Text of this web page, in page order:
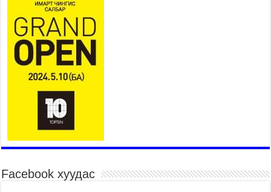
БҮГД НАЙРАМДАХ ТАЖИКИСТАН УЛСТАЙ
ЭДИЙН ЗАСГИЙН ХАМТЫН АЖИЛЛАГААГ
ӨРГӨЖҮҮЛНЭ
2026 оны 7 сар 21 / 16 цаг 34 минут
26,992 суралцагч хотхоны бага сургуульд, 8100
суралцагч төрөлжсөн ахлах сургуульд
2026 оны 7 сар 21 / 13 цаг 43 минут
COP17 хурлын үеэрх замын хөдөлгөөн, нийтийн
тээврийн зохицуулалт, сургууль, цэцэрлэг, зах,
худалдааны төвийн ажиллах хуваарийг гаргаж,
иргэдэд мэдээлэхийг үүрэг болголоо
Гэр бүлийн хэрэг шүүхэд хянан шийдвэрлэх
Facebook хуудас